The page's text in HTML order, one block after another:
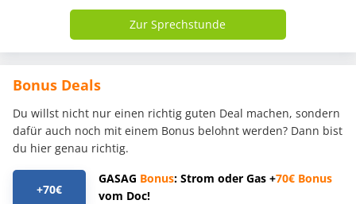
Zur Sprechstunde
Bonus Deals
Du willst nicht nur einen richtig guten Deal machen, sondern
dafür auch noch mit einem Bonus belohnt werden? Dann bist
du hier genau richtig.
+70€
GASAG Bonus: Strom oder Gas +70€ Bonus
vom Doc!